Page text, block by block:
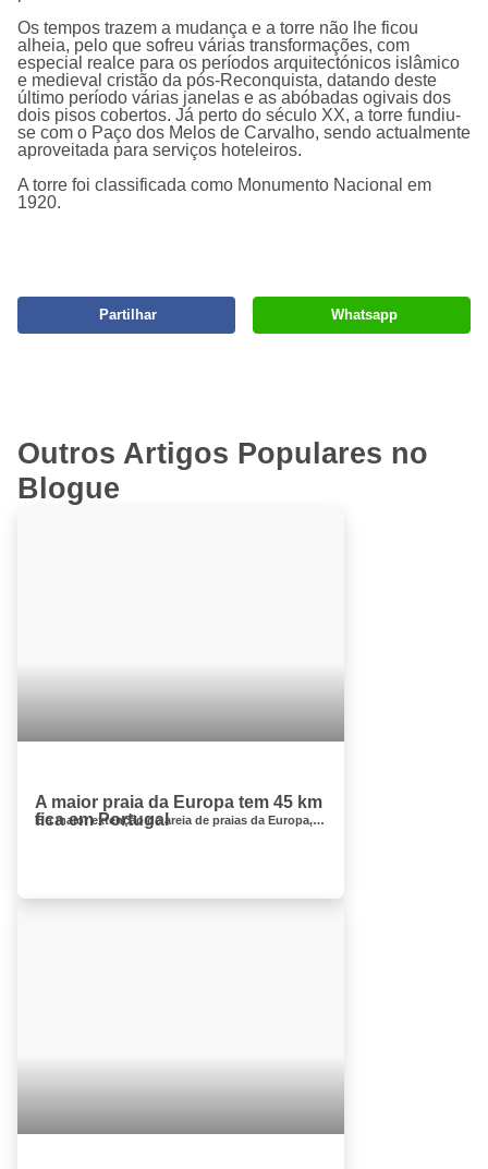
Os tempos trazem a mudança e a torre não lhe ficou
alheia, pelo que sofreu várias transformações, com
especial realce para os perí­odos arquitectónicos islâmico
e medieval cristão da pós-Reconquista, datando deste
último perí­odo várias janelas e as abóbadas ogivais dos
dois pisos cobertos. Já perto do século XX, a torre fundiu-
se com o Paço dos Melos de Carvalho, sendo actualmente
aproveitada para serviços hoteleiros.
A torre foi classificada como Monumento Nacional em
1920.
Whatsapp
Partilhar
Outros Artigos Populares no
Blogue
A maior praia da Europa tem 45 km
fica em Portugal
É a maior extenção de areia de praias da Europa, ao longo do tempo foram divididas por praias desde Troia até Sines. As pr...